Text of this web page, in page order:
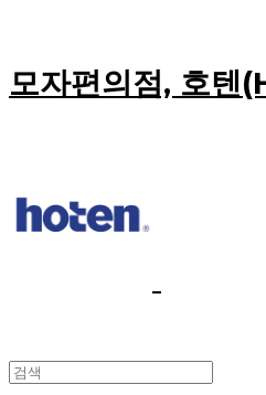
모자편의점, 호텐